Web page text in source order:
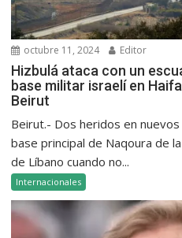
octubre 11, 2024 Editor
Hizbulá ataca con un
base militar israelí en
Beirut
Beirut.- Dos heridos en
base principal de Naqoura de
de Líbano cuando no...
Internacionales